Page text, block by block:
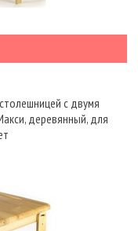
с двумя
деревянный, для